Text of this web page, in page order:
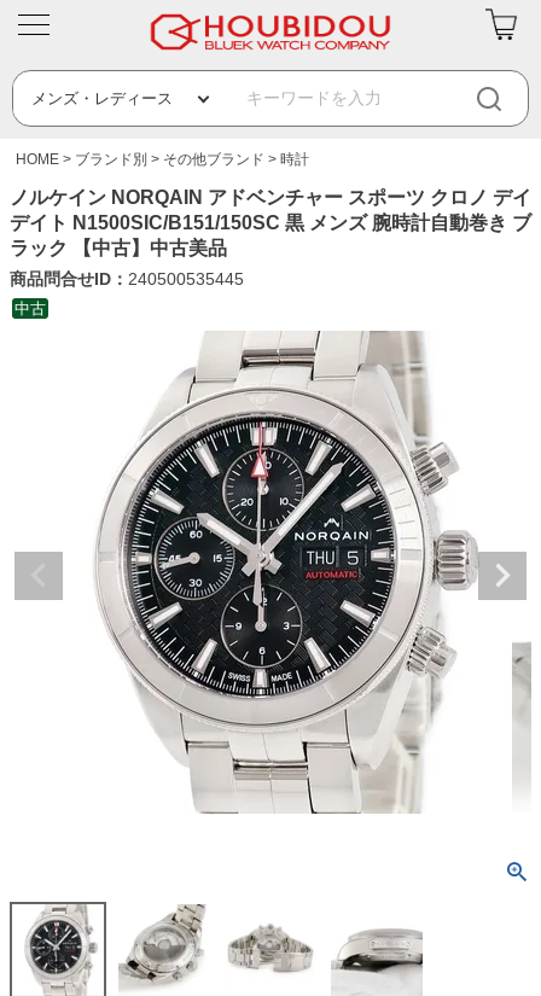
HOME ブランド別 その他ブランド 時計
ノルケイン NORQAIN アドベンチャー スポーツ クロノ デイ
デイト N1500SIC/B151/150SC 黒 メンズ 腕時計自動巻き ブ
ラック 【中古】中古美品
商品問合せID： 240500535445
中古